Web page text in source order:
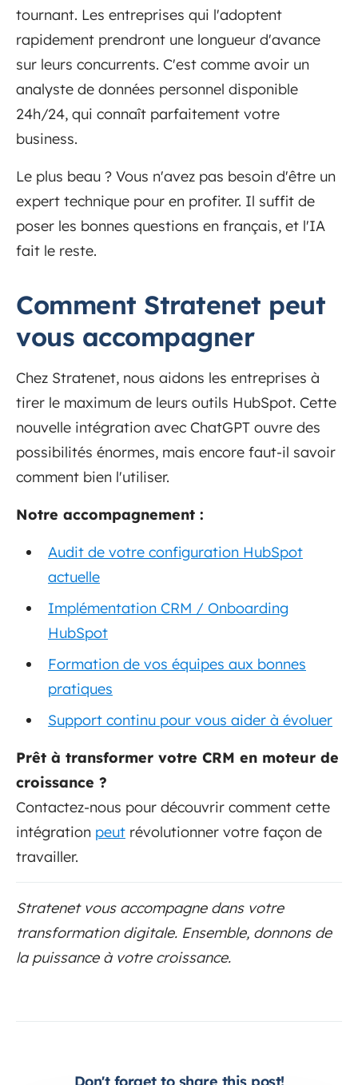
tournant. Les entreprises qui l'adoptent
rapidement prendront une longueur d'avance
sur leurs concurrents. C'est comme avoir un
analyste de données personnel disponible
24h/24, qui connaît parfaitement votre
business.
Le plus beau ? Vous n'avez pas besoin d'être un
expert technique pour en profiter. Il suffit de
poser les bonnes questions en français, et l'IA
fait le reste.
Comment Stratenet peut
vous accompagner
Chez Stratenet, nous aidons les entreprises à
tirer le maximum de leurs outils HubSpot. Cette
nouvelle intégration avec ChatGPT ouvre des
possibilités énormes, mais encore faut-il savoir
comment bien l'utiliser.
Notre accompagnement :
Audit de votre configuration HubSpot
actuelle
Implémentation CRM / Onboarding
HubSpot
Formation de vos équipes aux bonnes
pratiques
Support continu pour vous aider à évoluer
Prêt à transformer votre CRM en moteur de
croissance ?
Contactez-nous pour découvrir comment cette
intégration peut révolutionner votre façon de
travailler.
Stratenet vous accompagne dans votre
transformation digitale. Ensemble, donnons de
la puissance à votre croissance.
Don't forget to share this post!